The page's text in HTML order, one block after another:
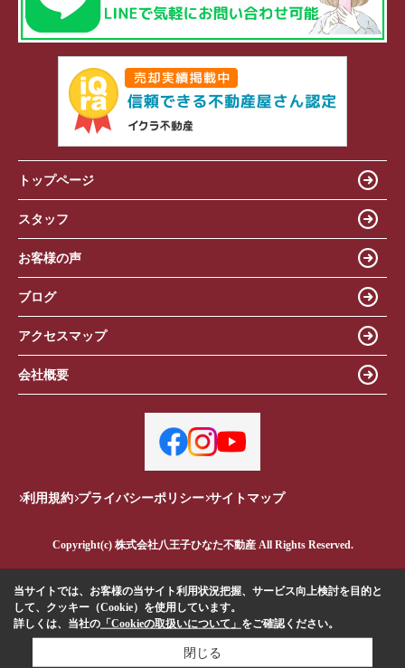
トップページ
スタッフ
お客様の声
ブログ
アクセスマップ
会社概要
利用規約 プライバシーポリシー サイトマップ
Copyright(c) 株式会社八王子ひなた不動産 All Rights Reserved.
当サイトでは、お客様の当サイト利用状況把握、サービス向上検討を目的と
して、クッキー（Cookie）を使用しています。
詳しくは、当社の 「Cookieの取扱いについて」 をご確認ください。
閉じる